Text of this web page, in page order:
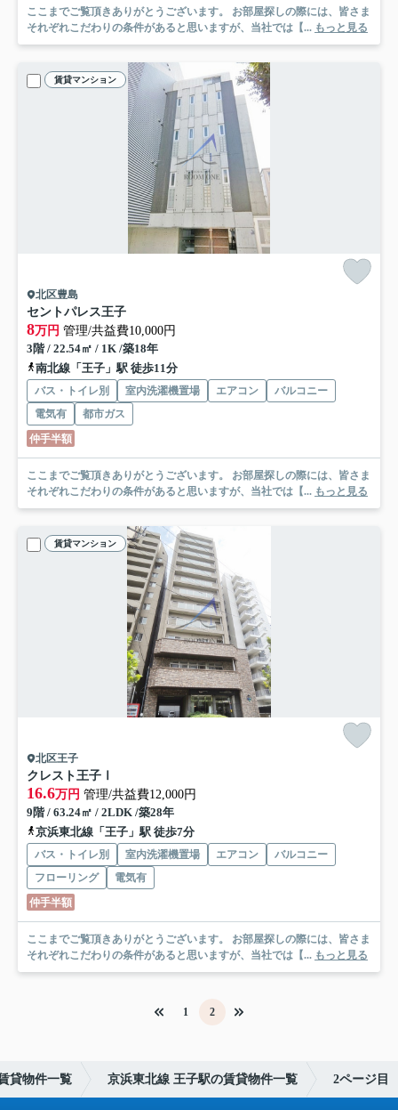
ここまでご覧頂きありがとうございます。 お部屋探しの際には、皆さま
それぞれこだわりの条件があると思いますが、当社では【... もっと見る
賃貸マンション
北区豊島
セントパレス王子
8万円 管理/共益費10,000円
3階 / 22.54㎡ / 1K /築18年
南北線「王子」駅 徒歩11分
バス・トイレ別 室内洗濯機置場 エアコン
バルコニー
電気有
都市ガス
仲手半額
ここまでご覧頂きありがとうございます。 お部屋探しの際には、皆さま
それぞれこだわりの条件があると思いますが、当社では【... もっと見る
賃貸マンション
北区王子
クレスト王子Ⅰ
16.6万円 管理/共益費12,000円
9階 / 63.24㎡ / 2LDK /築28年
京浜東北線「王子」駅 徒歩7分
バス・トイレ別 室内洗濯機置場 エアコン
バルコニー
フローリング
電気有
仲手半額
ここまでご覧頂きありがとうございます。 お部屋探しの際には、皆さま
それぞれこだわりの条件があると思いますが、当社では【... もっと見る
1 2
貸物件一覧 京浜東北線 王子駅の賃貸物件一覧 2ページ目